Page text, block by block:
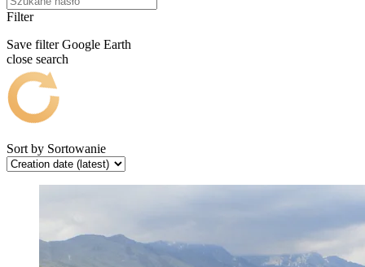
Filter
Save filter Google Earth
close search
Sort by Sortowanie